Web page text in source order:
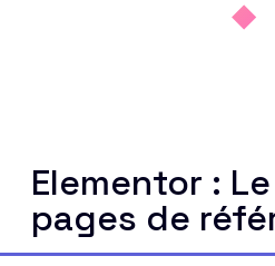
Elementor :
pages de